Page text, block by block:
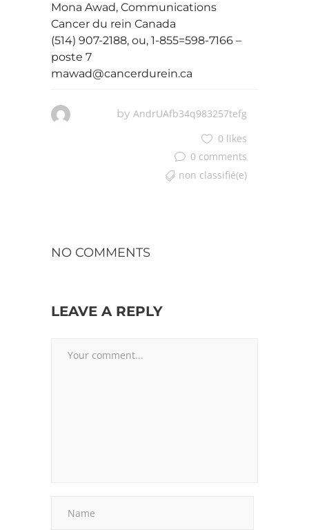
Mona Awad, Communications
Cancer du rein Canada
(514) 907-2188, ou, 1-855=598-7166 –
poste 7
mawad@cancerdurein.ca
by AndrUAfb34q983257tefg
0 likes
0 comments
non classifié(e)
NO COMMENTS
LEAVE A REPLY